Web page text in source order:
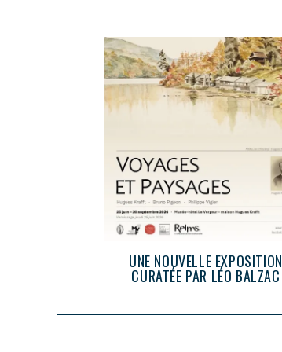
UNE NOUVELLE EXPOSITION
CURATÉE PAR LÉO BALZAC